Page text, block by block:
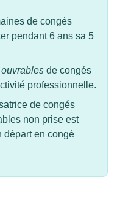
de congés
pendant 6 ans sa 5
de congés
professionnelle.
de congés
non prise est
départ en congé